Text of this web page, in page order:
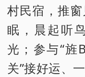
村民宿，推
眠，晨起听
光；参与“旌
关”接好运、